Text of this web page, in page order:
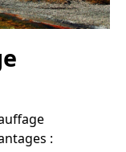
: